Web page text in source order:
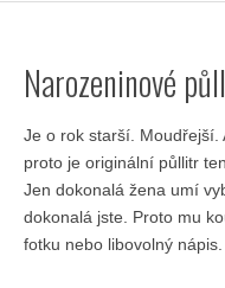
Narozeninové
Je o rok starší. Moudřejší.
proto je originální půllitr
Jen dokonalá žena umí
dokonalá jste. Proto mu
fotku nebo libovolný